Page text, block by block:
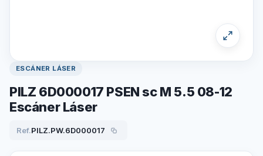
ESCÁNER LÁSER
PILZ 6D000017 PSEN sc M 5.5 08-12
Escáner Láser
Ref.PILZ.PW.6D000017